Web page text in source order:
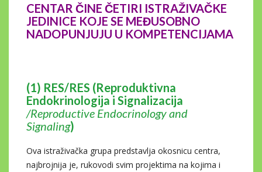
CENTAR ČINE ČETIRI ISTRAŽIVAČKE
JEDINICE KOJE SE MEĐUSOBNO
NADOPUNJUJU U KOMPETENCIJAMA
(1) RES/RES (Reproduktivna
Endokrinologija i Signalizacija
/Reproductive Endocrinology and
Signaling)
Ova istraživačka grupa predstavlja okosnicu centra,
najbrojnija je, rukovodi svim projektima na kojima i